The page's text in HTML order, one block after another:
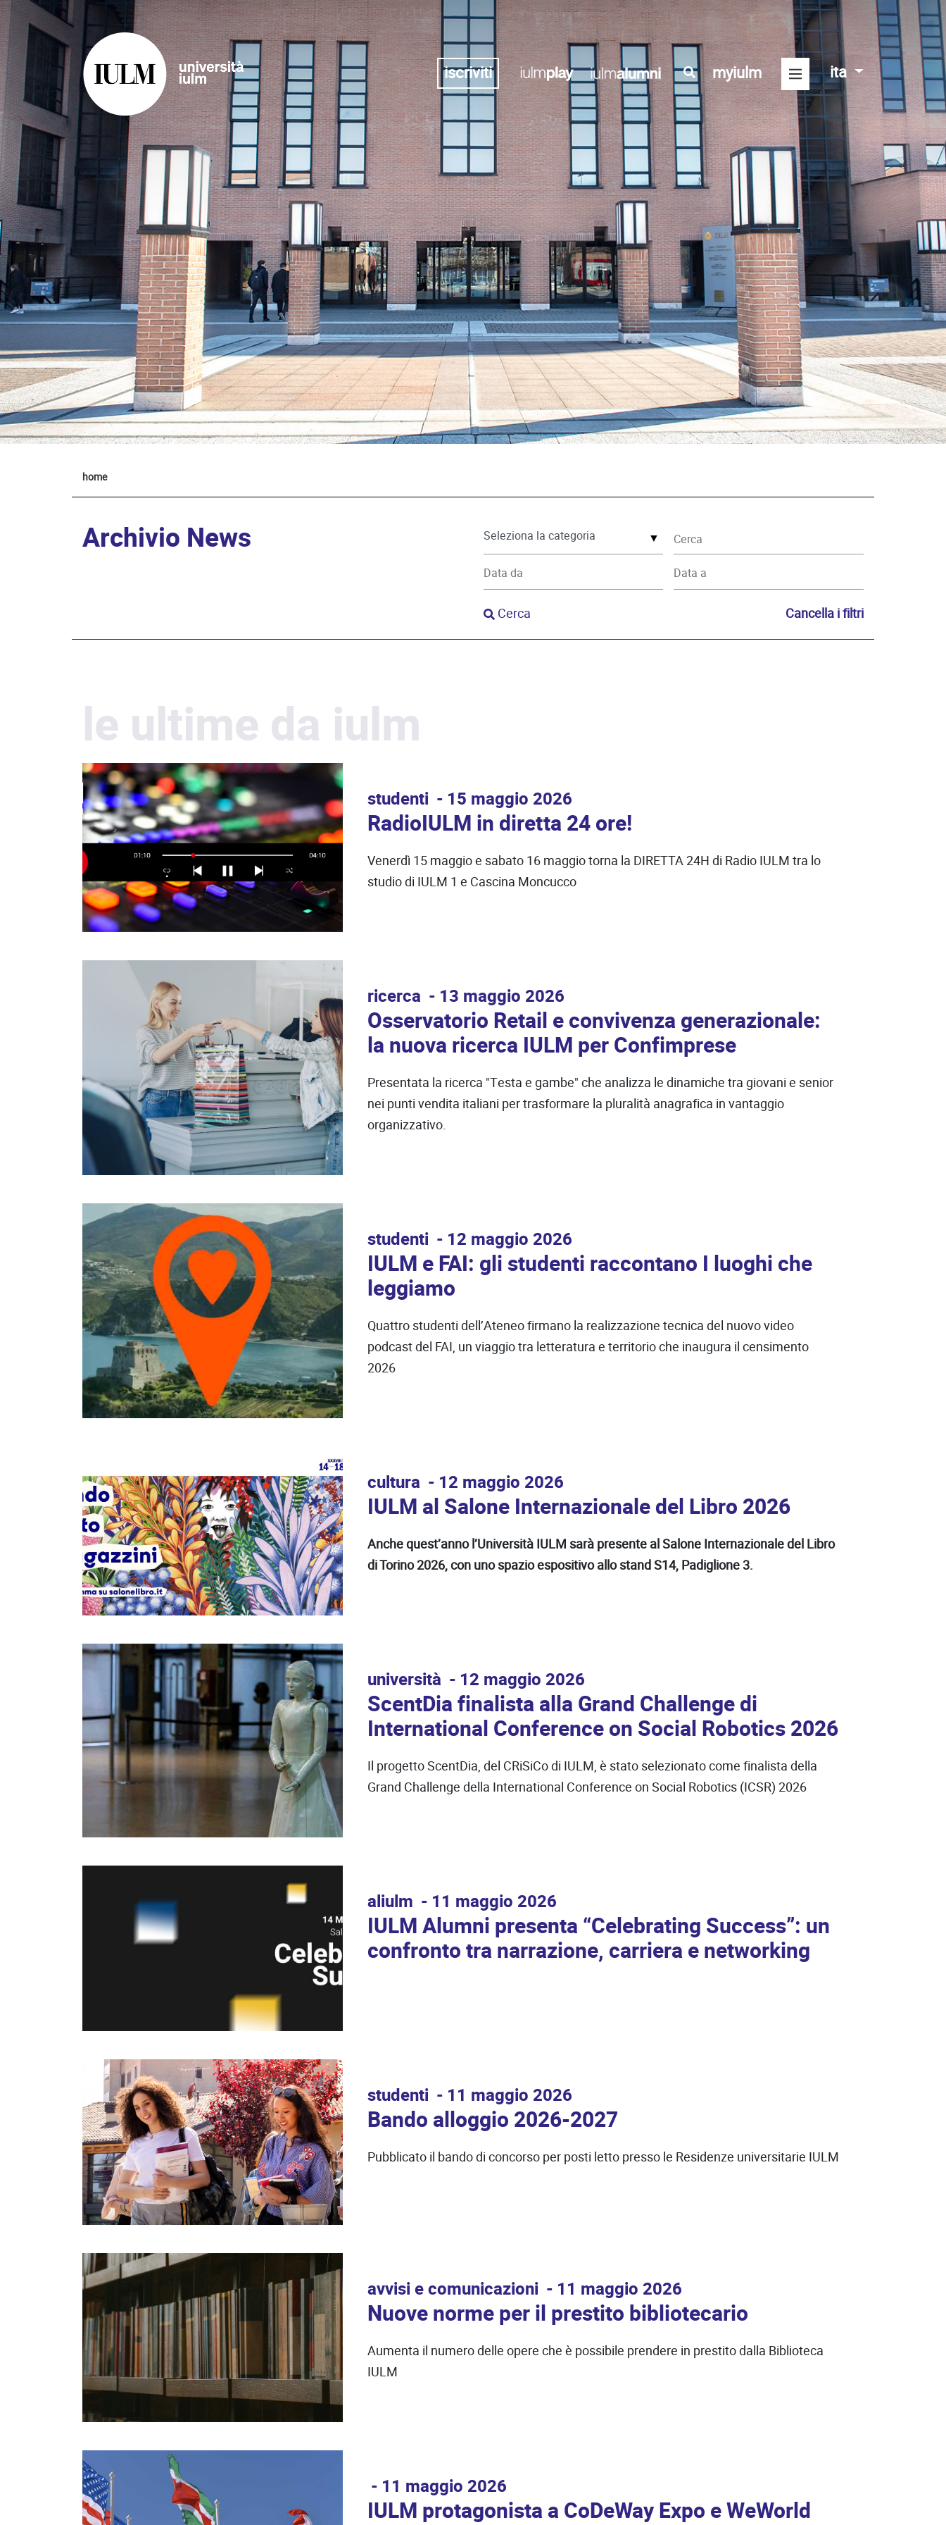
iscriviti myiulm ita
home
Archivio News ▼
Cerca Cancella i filtri
le ultime da iulm
studenti 15 maggio 2026
RadioIULM in diretta 24 ore!
Venerdì 15 maggio e sabato 16 maggio torna la DIRETTA 24H di Radio IULM tra lo
studio di IULM 1 e Cascina Moncucco
ricerca 13 maggio 2026
Osservatorio Retail e convivenza generazionale:
la nuova ricerca IULM per Confimprese
Presentata la ricerca "Testa e gambe" che analizza le dinamiche tra giovani e senior
nei punti vendita italiani per trasformare la pluralità anagrafica in vantaggio
organizzativo.
studenti 12 maggio 2026
IULM e FAI: gli studenti raccontano I luoghi che
leggiamo
Quattro studenti dell’Ateneo firmano la realizzazione tecnica del nuovo video
podcast del FAI, un viaggio tra letteratura e territorio che inaugura il censimento
2026
cultura 12 maggio 2026
IULM al Salone Internazionale del Libro 2026
Anche quest’anno l’Università IULM sarà presente al Salone Internazionale del Libro
di Torino 2026, con uno spazio espositivo allo stand S14, Padiglione 3.
università 12 maggio 2026
ScentDia finalista alla Grand Challenge di
International Conference on Social Robotics 2026
Il progetto ScentDia, del CRiSiCo di IULM, è stato selezionato come finalista della
Grand Challenge della International Conference on Social Robotics (ICSR) 2026
aliulm 11 maggio 2026
IULM Alumni presenta “Celebrating Success”: un
confronto tra narrazione, carriera e networking
studenti 11 maggio 2026
Bando alloggio 2026-2027
Pubblicato il bando di concorso per posti letto presso le Residenze universitarie IULM
avvisi e comunicazioni 11 maggio 2026
Nuove norme per il prestito bibliotecario
Aumenta il numero delle opere che è possibile prendere in prestito dalla Biblioteca
IULM
11 maggio 2026
IULM protagonista a CoDeWay Expo e WeWorld